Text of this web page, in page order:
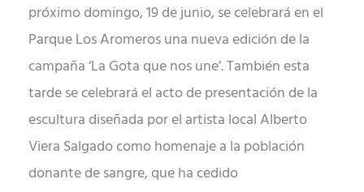
próximo domingo, 19 de junio, se celebrará en el
Parque Los Aromeros una nueva edición de la
campaña ‘La Gota que nos une’. También esta
tarde se celebrará el acto de presentación de la
escultura diseñada por el artista local Alberto
Viera Salgado como homenaje a la población
donante de sangre, que ha cedido